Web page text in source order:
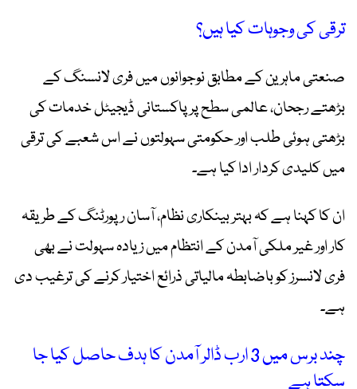
ترقی کی وجوہات کیا ہیں؟
صنعتی ماہرین کے مطابق نوجوانوں میں فری لانسنگ کے
بڑھتے رجحان، عالمی سطح پر پاکستانی ڈیجیٹل خدمات کی
بڑھتی ہوئی طلب اور حکومتی سہولتوں نے اس شعبے کی ترقی
میں کلیدی کردار ادا کیا ہے۔
ان کا کہنا ہے کہ بہتر بینکاری نظام، آسان رپورٹنگ کے طریقہ
کار اور غیر ملکی آمدن کے انتظام میں زیادہ سہولت نے بھی
فری لانسرز کو باضابطہ مالیاتی ذرائع اختیار کرنے کی ترغیب دی
ہے۔
چند برس میں 3 ارب ڈالر آمدن کا ہدف حاصل کیا جا
سکتا ہے